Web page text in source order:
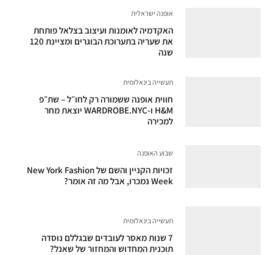
אופנה ישראלית
האקדמיה לאומנות ועיצוב בצלאל פותחת
את שעריה בתערוכת הבוגרים ומציינת 120
שנה
תעשייה בינאלומית
חווית אופנה ששמורה רק לחו״ל – שת״פ
H&M ו-WARDROBE.NYC יוצאת מחר
למכירה
שבוע האופנה
זכויות הקניין והשם של New York Fashion
Week נמכרו, אבל מה זה אומר?
תעשייה בינאלומית
7 שנות מאסר לעובדים שבגללם נוסדה
תוכנית המחדוש והמחזור של שאנל?